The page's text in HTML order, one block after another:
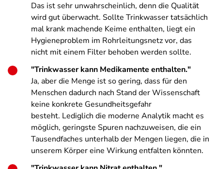
Das ist sehr unwahrscheinlich, denn die Qualität
wird gut überwacht. Sollte Trinkwasser tatsächlich
mal krank machende Keime enthalten, liegt ein
Hygieneproblem im Rohrleitungsnetz vor, das
nicht mit einem Filter behoben werden sollte.
"Trinkwasser kann Medikamente enthalten."
Ja, aber die Menge ist so gering, dass für den
Menschen dadurch nach Stand der Wissenschaft
keine konkrete Gesundheitsgefahr
besteht. Lediglich die moderne Analytik macht es
möglich, geringste Spuren nachzuweisen, die ein
Tausendfaches unterhalb der Mengen liegen, die in
unserem Körper eine Wirkung entfalten könnten.